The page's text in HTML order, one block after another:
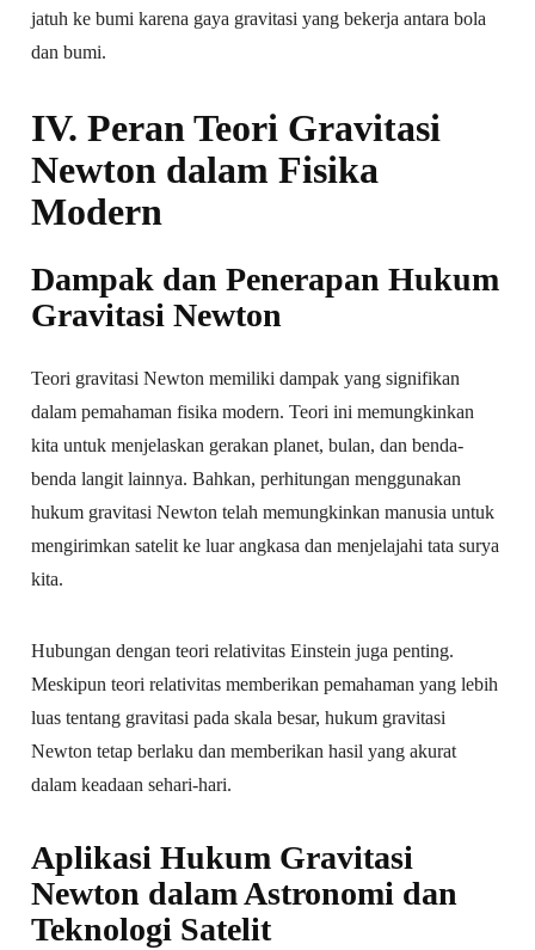
jatuh ke bumi karena gaya gravitasi yang bekerja antara bola
dan bumi.
IV. Peran Teori Gravitasi
Newton dalam Fisika
Modern
Dampak dan Penerapan Hukum
Gravitasi Newton
Teori gravitasi Newton memiliki dampak yang signifikan
dalam pemahaman fisika modern. Teori ini memungkinkan
kita untuk menjelaskan gerakan planet, bulan, dan benda-
benda langit lainnya. Bahkan, perhitungan menggunakan
hukum gravitasi Newton telah memungkinkan manusia untuk
mengirimkan satelit ke luar angkasa dan menjelajahi tata surya
kita.
Hubungan dengan teori relativitas Einstein juga penting.
Meskipun teori relativitas memberikan pemahaman yang lebih
luas tentang gravitasi pada skala besar, hukum gravitasi
Newton tetap berlaku dan memberikan hasil yang akurat
dalam keadaan sehari-hari.
Aplikasi Hukum Gravitasi
Newton dalam Astronomi dan
Teknologi Satelit